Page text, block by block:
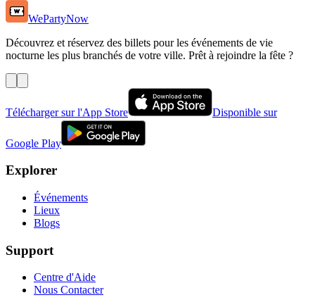
WePartyNow
Découvrez et réservez des billets pour les événements de vie
nocturne les plus branchés de votre ville. Prêt à rejoindre la fête ?
Télécharger sur l'App Store Disponible sur
Google Play
Explorer
Événements
Lieux
Blogs
Support
Centre d'Aide
Nous Contacter